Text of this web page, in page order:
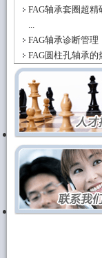
FAG轴承套圈超精
...
FAG轴承诊断管理
FAG圆柱孔轴承的